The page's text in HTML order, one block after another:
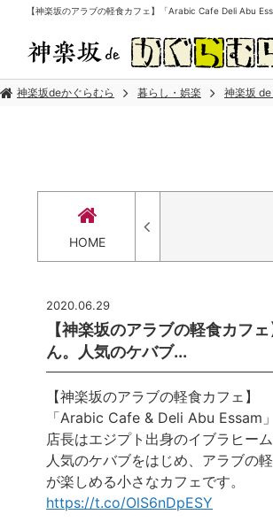
【神楽坂のアラブの軽食カフェ】「Arabic Cafe Deli Abu
神楽坂deかぐらむら 暮らし・娯楽 神楽坂 de
HOME
2020.06.29
【神楽坂のアラブの軽食カフ
ん。人気のケバブ...
【神楽坂のアラブの軽食カフェ】
「Arabic Cafe & Deli Abu Essam」
店長はエジプト出身のイブラヒーム
人気のケバブをはじめ、アラブの
が楽しめる小さなカフェです。
https://t.co/OlS6nDpESY